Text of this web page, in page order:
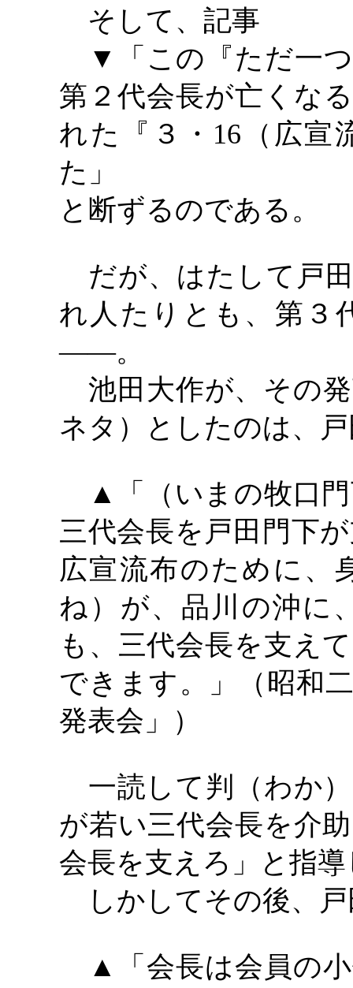
そして、記事
▼「この『ただ一
第２代会長が亡くな
れた『３・16（広宣
た」
と断ずるのである。
だが、はたして戸
れ人たりとも、第３
――。
池田大作が、その
ネタ）としたのは、
▲「（いまの牧口
三代会長を戸田門下
広宣流布のために、
ね）が、品川の沖に
も、三代会長を支え
できます。」（昭和
発表会」）
一読して判（わか
が若い三代会長を介
会長を支えろ」と指
しかしてその後、戸
▲「会長は会員の